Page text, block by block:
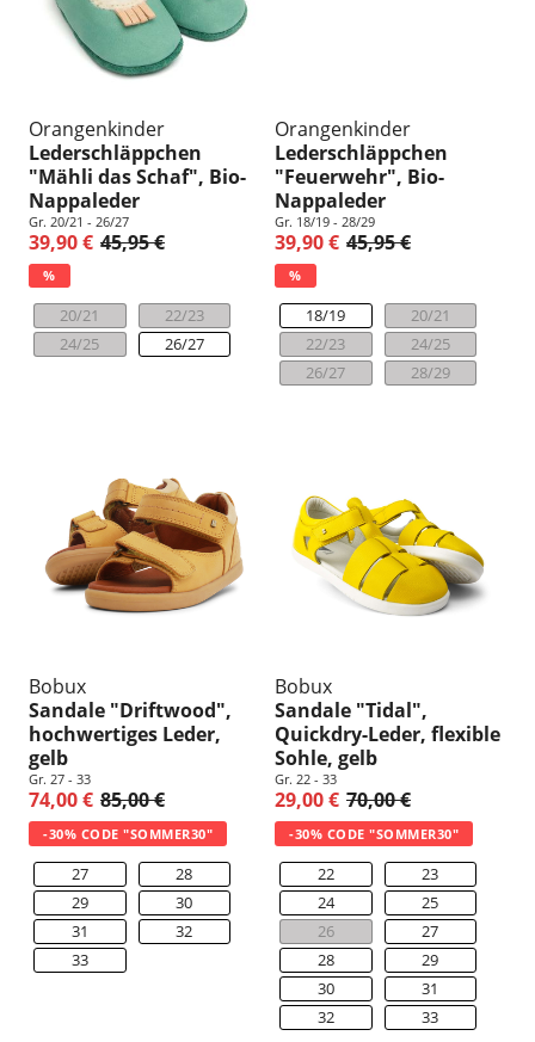
Orangenkinder
Lederschläppchen
"Mähli das Schaf", Bio-
Nappaleder
Gr. 20/21 - 26/27
39,90 € 45,95 €
%
20/21
22/23
24/25
26/27
Orangenkinder
Lederschläppchen
"Feuerwehr", Bio-
Nappaleder
Gr. 18/19 - 28/29
39,90 € 45,95 €
%
18/19
20/21
22/23
24/25
26/27
28/29
Bobux
Sandale "Driftwood",
hochwertiges Leder,
gelb
Gr. 27 - 33
74,00 € 85,00 €
-30% CODE "SOMMER30"
27
28
29
30
31
32
33
Bobux
Sandale "Tidal",
Quickdry-Leder, flexible
Sohle, gelb
Gr. 22 - 33
29,00 € 70,00 €
-30% CODE "SOMMER30"
22
23
24
25
26
27
28
29
30
31
32
33